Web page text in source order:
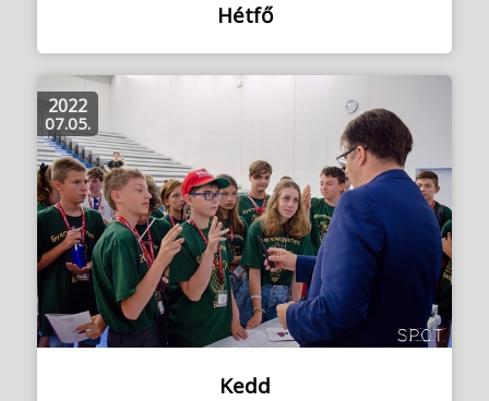
Hétfő
Kedd
2022
07.05.